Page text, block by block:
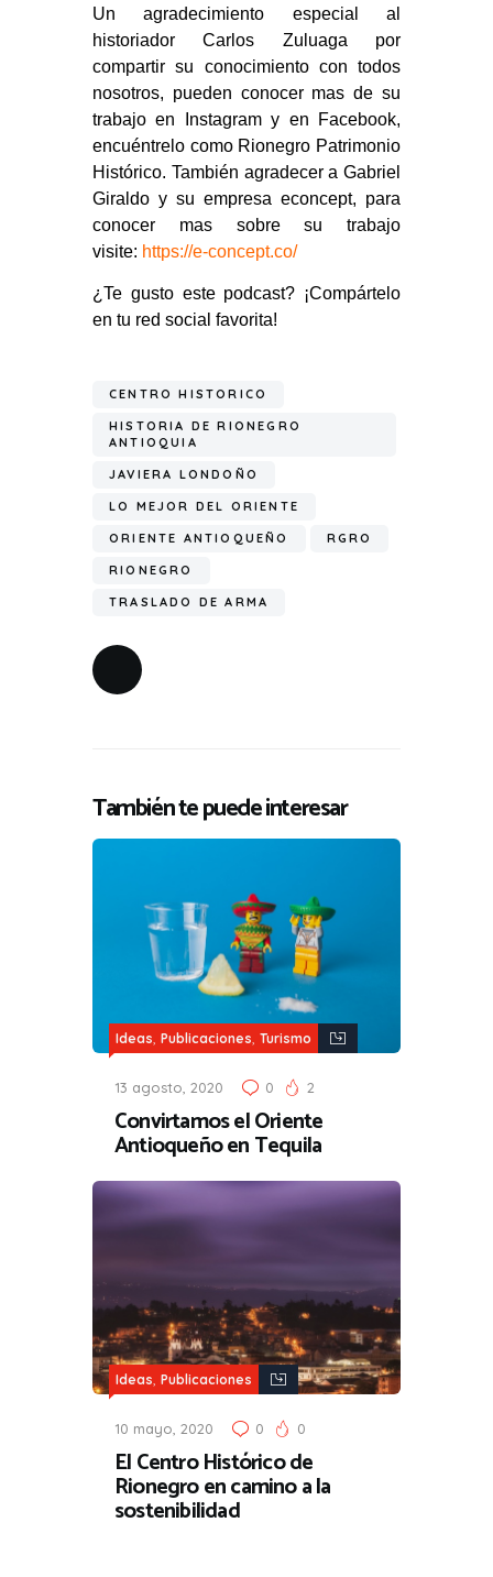
Un agradecimiento especial al
historiador Carlos Zuluaga por
compartir su conocimiento con todos
nosotros, pueden conocer mas de su
trabajo en Instagram y en Facebook,
encuéntrelo como Rionegro Patrimonio
Histórico. También agradecer a Gabriel
Giraldo y su empresa econcept, para
conocer mas sobre su trabajo
visite: https://e-concept.co/
¿Te gusto este podcast? ¡Compártelo
en tu red social favorita!
CENTRO HISTORICO
HISTORIA DE RIONEGRO
ANTIOQUIA
JAVIERA LONDOÑO
LO MEJOR DEL ORIENTE
ORIENTE ANTIOQUEÑO RGRO
RIONEGRO
TRASLADO DE ARMA
También te puede interesar
Ideas, Publicaciones, Turismo
13 agosto, 2020 0 2
Convirtamos el Oriente
Antioqueño en Tequila
Ideas, Publicaciones
10 mayo, 2020 0 0
El Centro Histórico de
Rionegro en camino a la
sostenibilidad